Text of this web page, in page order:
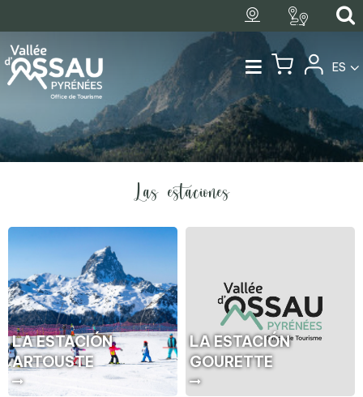
ES
Las estaciones
LA ESTACIÓN
ARTOUSTE
LA ESTACIÓN
GOURETTE